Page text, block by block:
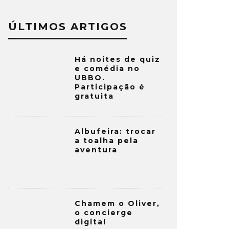
ÚLTIMOS ARTIGOS
Há noites de quiz
e comédia no
UBBO.
Participação é
gratuita
Albufeira: trocar
a toalha pela
aventura
Chamem o Oliver,
o concierge
digital